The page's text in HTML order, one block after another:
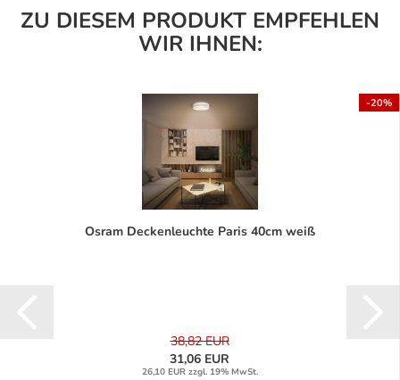
ZU DIESEM PRODUKT EMPFEHLEN
WIR IHNEN:
-20%
Osram Deckenleuchte Paris 40cm weiß
38,82 EUR
31,06 EUR
26,10 EUR zzgl. 19% MwSt.